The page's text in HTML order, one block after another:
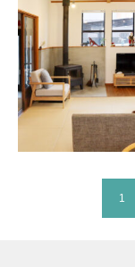
伊賀市 S様邸
伊賀市 K様邸
1